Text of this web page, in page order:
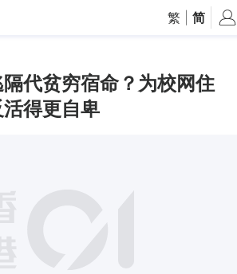
繁 简
代贫穷宿命？为校网住
得更自卑